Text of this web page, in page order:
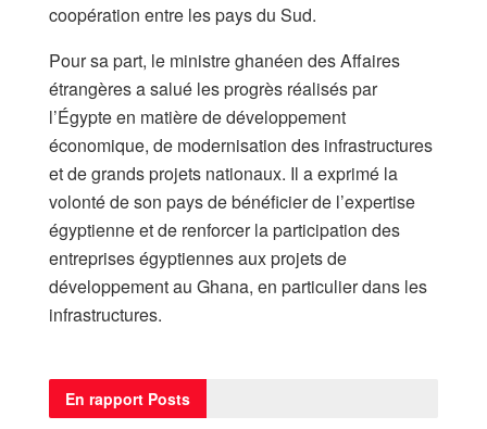
coopération entre les pays du Sud.
Pour sa part, le ministre ghanéen des Affaires
étrangères a salué les progrès réalisés par
l’Égypte en matière de développement
économique, de modernisation des infrastructures
et de grands projets nationaux. Il a exprimé la
volonté de son pays de bénéficier de l’expertise
égyptienne et de renforcer la participation des
entreprises égyptiennes aux projets de
développement au Ghana, en particulier dans les
infrastructures.
En rapport Posts